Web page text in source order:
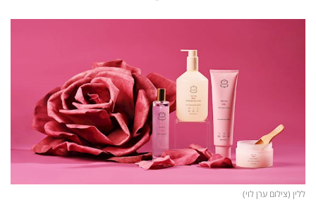
מדדים
עסקית
קריפטו
ויראלי
ללין (צילום ערן לוי)